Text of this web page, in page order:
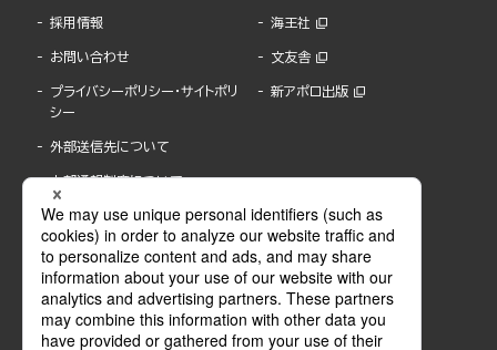
採用情報
お問い合わせ
プライバシーポリシー・サイトポリ
シー
外部送信先について
内部通報制度について
海王社
文友舎
新アポロ出版